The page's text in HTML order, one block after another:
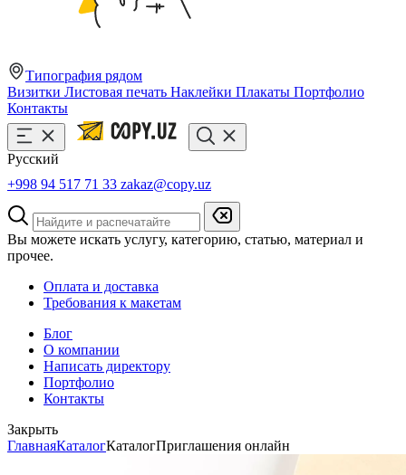
Типография рядом
Визитки Листовая печать Наклейки Плакаты Портфолио
Контакты
Русский
+998 94 517 71 33 zakaz@copy.uz
Вы можете искать услугу, категорию, статью, материал и
прочее.
Оплата и доставка
Требования к макетам
Блог
О компании
Написать директору
Портфолио
Контакты
Закрыть
ГлавнаяКаталогКаталогПриглашения онлайн